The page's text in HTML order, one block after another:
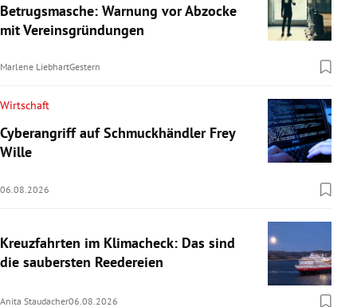
Betrugsmasche: Warnung vor Abzocke
mit Vereinsgründungen
Marlene LiebhartGestern
Wirtschaft
Cyberangriff auf Schmuckhändler Frey
Wille
06.08.2026
Kreuzfahrten im Klimacheck: Das sind
die saubersten Reedereien
Anita Staudacher06.08.2026